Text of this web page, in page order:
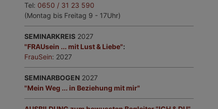
Tel: 0650 / 31 23 590
(Montag bis Freitag 9 - 17Uhr)
SEMINARKREIS 2027
"FRAUsein ... mit Lust & Liebe":
FrauSein: 2027
SEMINARBOGEN 2027
"Mein Weg ... in Beziehung mit mir"